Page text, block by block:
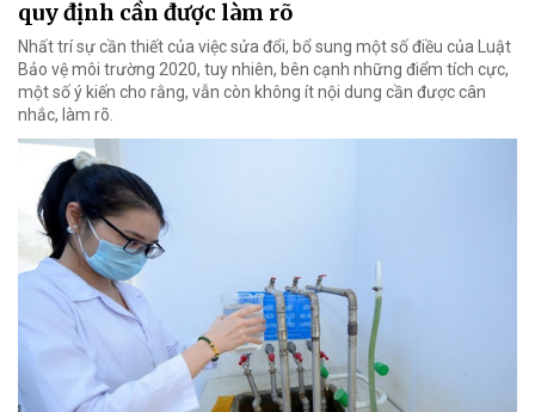
quy định cần được làm rõ
Nhất trí sự cần thiết của việc sửa đổi, bổ sung một số điều của Luật
Bảo vệ môi trường 2020, tuy nhiên, bên cạnh những điểm tích cực,
một số ý kiến cho rằng, vẫn còn không ít nội dung cần được cân
nhắc, làm rõ.